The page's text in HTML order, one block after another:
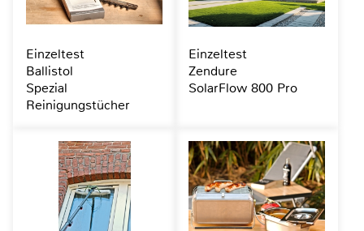
Einzeltest
Ballistol
Spezial
Reinigungstücher
Einzeltest
Zendure
SolarFlow 800 Pro